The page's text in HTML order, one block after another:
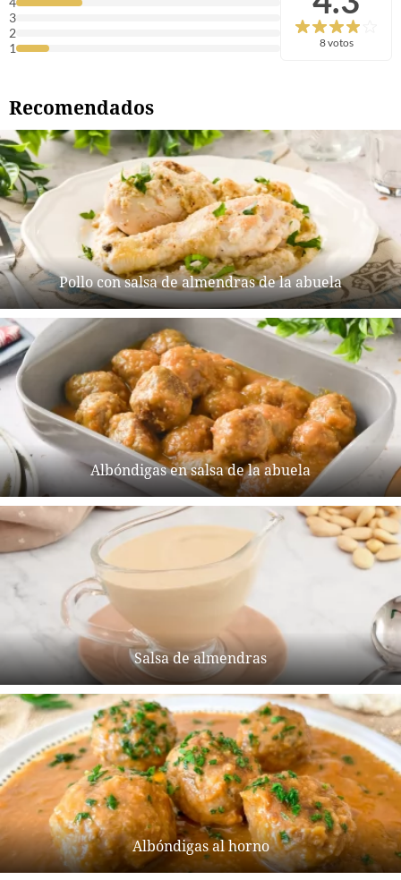
3
2
1
8 votos
Recomendados
Pollo con salsa de almendras de la abuela
Albóndigas en salsa de la abuela
Salsa de almendras
Albóndigas al horno